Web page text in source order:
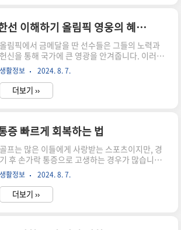
어지는 경제적 보상으로, 선수들의 생애 후반에
안정된 삶을 제공하는 데 목적이 있습니다. 이 연금
은 한국에서 금메달을 획득한 선수들에게 지급되
며, 국가의 예산에서 지원됩니다. 이는 올림픽에서
의 성취를 기념하고, 선수들이 그들의 경력을 통해
얻은 경험과 노력을 인정받는 방식입니다. 금메달
연금의 지급은 선수의 경력과 금메..
금메달 연금 상한선 이해하기 올림픽 영웅의 혜택 분석
올림픽에서 금메달을 딴 선수들은 그들의 노력과
헌신을 통해 국가에 큰 영광을 안겨줍니다. 이러한
업적이 주는 혜택 중 하나는 바로 금메달 연금입니
다. 하지만 이 연금의 상한선에 대한 이해는 다소 복
잡할 수 있습니다. 이번 글에서는 금메달 연금의 개
념과 상한선의 의미를 이해하고, 이러한 제도가 올
금은 올림픽에서 금메달을 획득한 선수들에게 지
급되는 특별한 형태의 연금입니다. 이 연금은 선수
들이 운동을 위해 투자한 시간과 노력을 보상하기
위한 목적으로 도입되었습니다. 올림픽에서의 성
취는 단순한 개인의 영예를 넘어서, 국가의 위상을
높이는 데 기여합니다. 따라서 이러한 영예를 기념
하고 지원하기 위해 연금 제도가 마련된..
생활정보 2024. 8. 7.
더보기 ››
증 빠르게 회복하는 법
골프는 많은 이들에게 사랑받는 스포츠이지만, 경
기 후 손가락 통증으로 고생하는 경우가 많습니다.
이 글에서는 통증의 원인과 효과적인 회복 방법에
대해 자세히 알아보겠습니다. 손가락 통증을 관리
하고 빠르게 회복하기 위한 팁과 요령을 통해 골프
를 더욱 즐겁게 즐길 수 있도록 도와드리겠습니
생활정보 2024. 8. 7.
더보기 ››